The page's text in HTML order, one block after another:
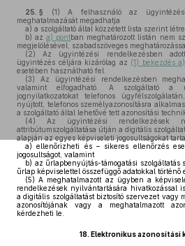
25. § (1) A felhasználó az
meghatalmazását megadhatja
a) a szolgáltató által közzétett lista szerint
b) aza) pontban meghatározott listán nem
megjelölésével, szabadszöveges
(2) Az ügyintézési rendelkezésben
ügyintézés céljára kizárólag az (1) bekezdés
esetében használható fel.
(3) Az ügyintézési rendelkezésben
valamint elfogadható. A szolgáltató a
jognyilatkozatokat telefonos
nyújtott, telefonos személyazonosításra
a szolgáltató által lehetővé tett azonosítási
(4) Az ügyintézési rendelkezések
attribútumszolgáltatása útján a digitális
alapján az egyes képviseleti jogosultságokat
a) ellenőrizheti és – sikeres ellenőrzés
jogosultságot, valamint
b) az űrlapbenyújtás-támogatási szolgáltatás
űrlap képviselettel összefüggő adatokkal történő
(5) A meghatalmazott az ügyben a
rendelkezések nyilvántartására hivatkozással
a digitális szolgáltatást biztosító szervezet vagy
azonosítójának vagy a meghatalmazott
kérdezheti le.
18. Elektronikus azonosítási